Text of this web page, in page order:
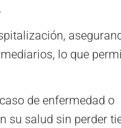
lo que
de enfermedad o
su salud sin perder